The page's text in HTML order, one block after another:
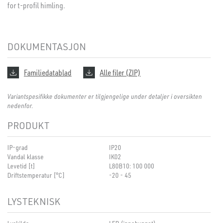
for t-profil himling.
DOKUMENTASJON
Familiedatablad Alle filer (ZIP)
Variantspesifikke dokumenter er tilgjengelige under detaljer i oversikten
nedenfor.
PRODUKT
IP-grad
IP20
Vandal klasse
IK02
Levetid [t]
L80B10: 100 000
Driftstemperatur [°C]
-20 - 45
LYSTEKNISK